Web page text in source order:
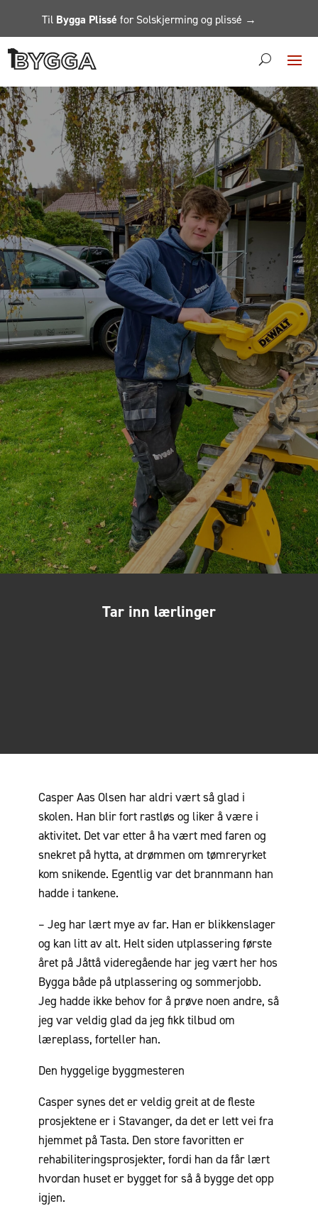
Til Bygga Plissé for Solskjerming og plissé →
Tar inn lærlinger
Casper Aas Olsen har aldri vært så glad i
skolen. Han blir fort rastløs og liker å være i
aktivitet. Det var etter å ha vært med faren og
snekret på hytta, at drømmen om tømreryrket
kom snikende. Egentlig var det brannmann han
hadde i tankene.
– Jeg har lært mye av far. Han er blikkenslager
og kan litt av alt. Helt siden utplassering første
året på Jåttå videregående har jeg vært her hos
Bygga både på utplassering og sommerjobb.
Jeg hadde ikke behov for å prøve noen andre, så
jeg var veldig glad da jeg fikk tilbud om
læreplass, forteller han.
Den hyggelige byggmesteren
Casper synes det er veldig greit at de fleste
prosjektene er i Stavanger, da det er lett vei fra
hjemmet på Tasta. Den store favoritten er
rehabiliteringsprosjekter, fordi han da får lært
hvordan huset er bygget for så å bygge det opp
igjen.